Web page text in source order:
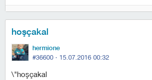
hoşçakal
hermione
#36600 · 15.07.2016 00:32
\"hoşçakal